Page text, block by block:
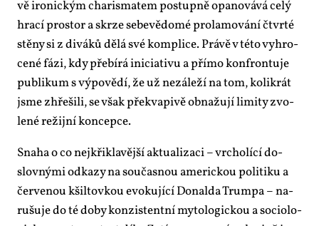
vě iro­nic­kým cha­risma­tem po­stup­ně opa­no­vá­vá ce­lý
hra­cí pro­stor a skr­ze se­be­vě­do­mé pro­la­mo­vá­ní čtvr­té
stě­ny si z di­vá­ků dě­lá své kom­pli­ce. Prá­vě v té­to vy­hro­
ce­né fá­zi, kdy pře­bí­rá ini­ci­a­ti­vu a pří­mo kon­fron­tu­je
pu­b­li­kum s vý­po­vě­dí, že už ne­zá­le­ží na tom, ko­li­krát
jsme zhře­ši­li, se však pře­kva­pi­vě ob­na­žu­jí li­mi­ty zvo­
le­né re­žij­ní kon­cep­ce.
Sna­ha o co nej­křikla­věj­ší ak­tu­a­li­za­ci – vr­cho­lí­cí do­
slov­ný­mi od­ka­zy na sou­čas­nou ame­ric­kou po­li­ti­ku a
čer­ve­nou kšil­tov­kou evo­ku­jí­cí Do­nal­da Trum­pa – na­
ru­šu­je do té do­by kon­zis­tent­ní my­to­lo­gic­kou a so­ci­o­lo­